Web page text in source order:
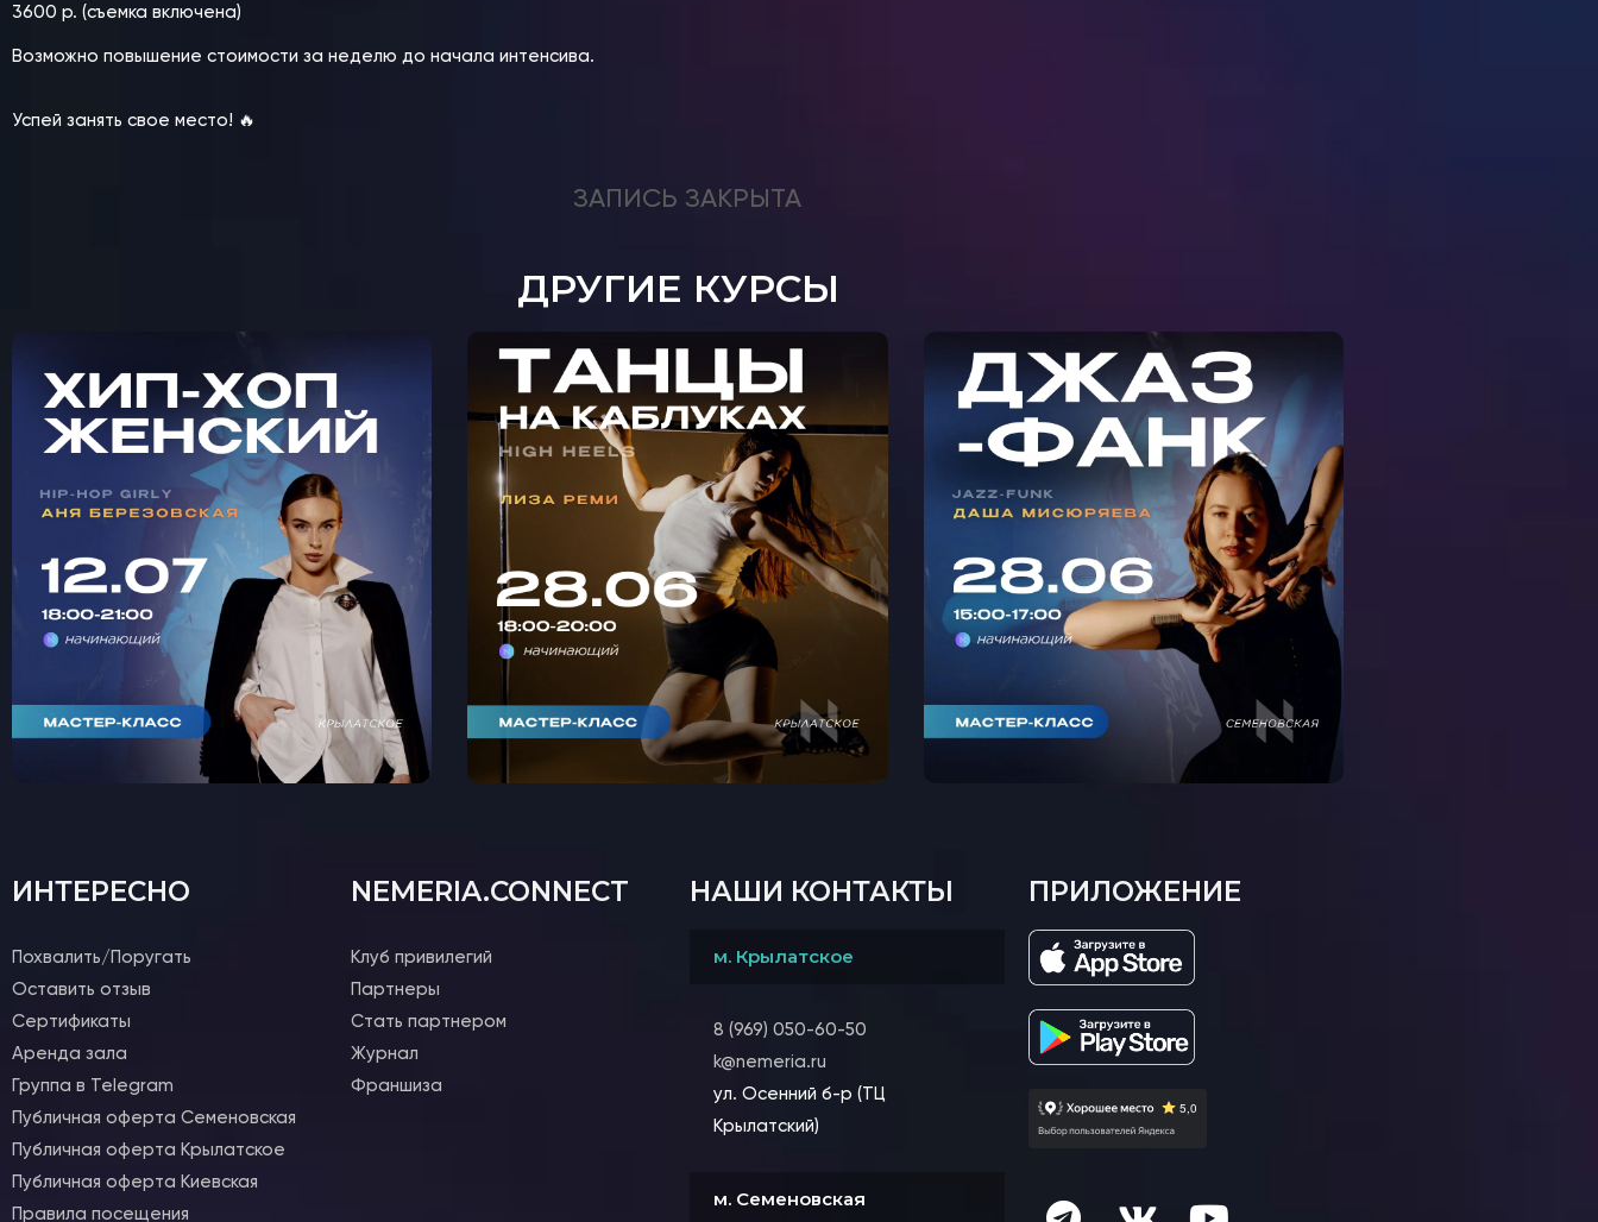
3600 р. (съемка включена)
Возможно повышение стоимости за неделю до начала интенсива.
Успей занять свое место! 🔥
ЗАПИСЬ ЗАКРЫТА
ДРУГИЕ КУРСЫ
МАСТЕР-КЛАСС ЖЕНСКИЙ
ХИП-ХОП С АНЕЙ
БЕРЕЗОВСКОЙ В
КРЫЛАТСКОМ 🩵
МАСТЕР-КЛАСС ТАНЦЫ НА
КАБЛУКАХ С ЛИЗОЙ РЕМИ
В КРЫЛАТСКОМ 🩵
МАСТЕР-КЛАСС ДЖАЗ-
ФАНК С ДАШЕЙ
МИСЮРЯЕВОЙ НА
СЕМЕНОВСКОЙ
ИНТЕРЕСНО
Похвалить/Поругать
Оставить отзыв
Сертификаты
Аренда зала
Группа в Telegram
Публичная оферта Семеновская
Публичная оферта Крылатское
Публичная оферта Киевская
Правила посещения
NEMERIA.CONNECT
Клуб привилегий
Партнеры
Стать партнером
Журнал
Франшиза
НАШИ КОНТАКТЫ
м. Крылатское
8 (969) 050-60-50
k@nemeria.ru
ул. Осенний б-р (ТЦ
Крылатский)
м. Семеновская
ПРИЛОЖЕНИЕ